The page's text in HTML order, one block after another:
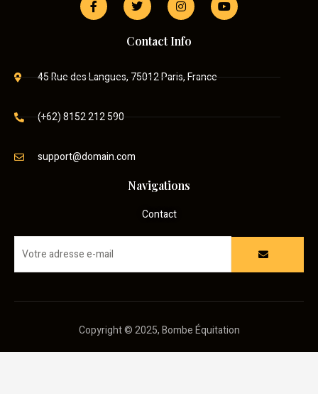
Contact Info
45 Rue des Langues, 75012 Paris, France
(+62) 8152 212 590
support@domain.com
Navigations
Contact
Copyright © 2025, Bombe Équitation